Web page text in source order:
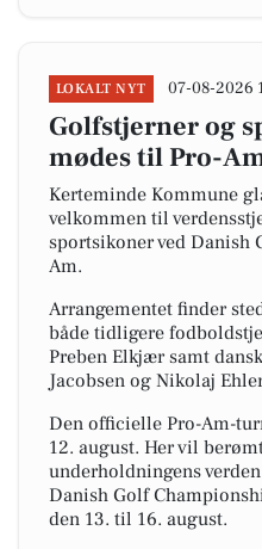
LOKALT NYT 07-08-2026
Golfstjerner og
mødes til Pro-
Kerteminde Kommune
velkommen til
sportsikoner ved Danish
Am.
Arrangementet finder
både tidligere
Preben Elkjær samt
Jacobsen og Nikolaj
Den officielle Pro-Am-
12. august. Her vil
underholdningens
Danish Golf
den 13. til 16. august.